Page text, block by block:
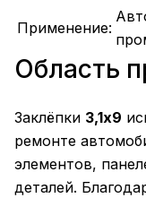
Применение:
Область
Заклёпки 3,1х9
ремонте
элементов,
деталей.